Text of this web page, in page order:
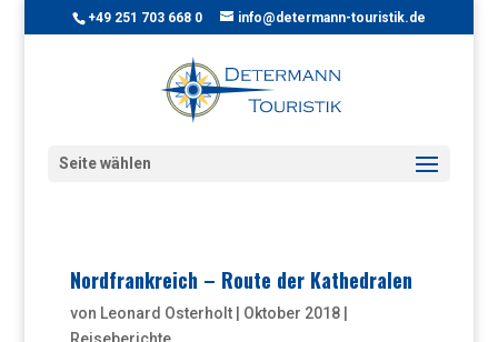
+49 251 703 668 0 info@determann-touristik.de
Seite wählen
Nordfrankreich – Route der Kathedralen
von Leonard Osterholt| Oktober 2018|
Reiseberichte